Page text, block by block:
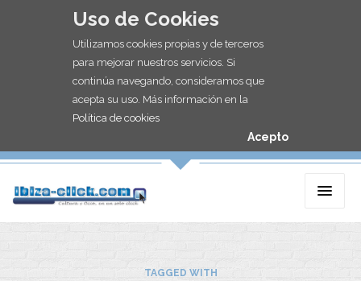
Uso de Cookies
Utilizamos cookies propias y de terceros
para mejorar nuestros servicios. Si
continúa navegando, consideramos que
acepta su uso. Más información en la
Política de cookies
Acepto
TAGGED WITH